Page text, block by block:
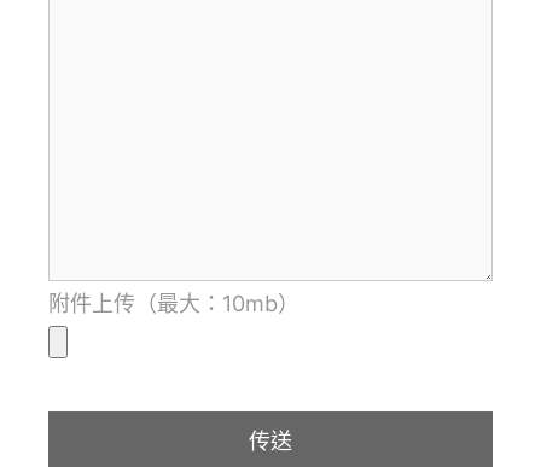
附件上传（最大：10mb）